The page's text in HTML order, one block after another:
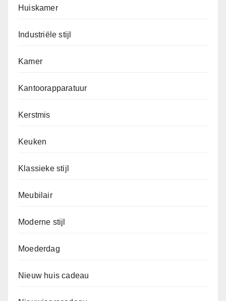
Huiskamer
Industriële stijl
Kamer
Kantoorapparatuur
Kerstmis
Keuken
Klassieke stijl
Meubilair
Moderne stijl
Moederdag
Nieuw huis cadeau